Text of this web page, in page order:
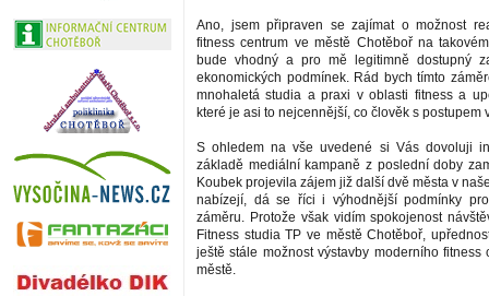
Ano, jsem připraven se zajímat o možnost
fitness centrum ve městě Chotěboř na
bude vhodný a pro mě legitimně dostupný
ekonomických podmínek. Rád bych tímto
mnohaletá studia a praxi v oblasti fitness a
které je asi to nejcennější, co člověk s postupem
S ohledem na vše uvedené si Vás dovoluji
základě mediální kampaně z poslední doby
Koubek projevila zájem již další dvě města v
nabízejí, dá se říci i výhodnější podmínky
záměru. Protože však vidím spokojenost
Fitness studia TP ve městě Chotěboř,
ještě stále možnost výstavby moderního fitness
městě.